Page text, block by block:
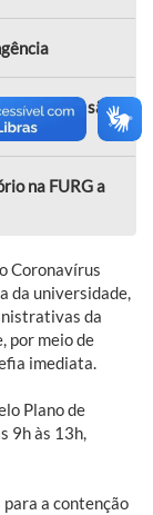
da vacina são
na FURG a
Coronavírus
da universidade,
da
por meio de
imediata.
Plano de
9h às 13h,
a contenção